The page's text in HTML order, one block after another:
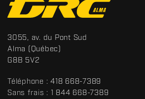
o
n
t
a
c
t
S
p
o
t
s
3055, av. du Pont Sud
Alma (Québec)
G8B 5V2
Téléphone : 418 668-7389
Sans frais : 1 844 668-7389